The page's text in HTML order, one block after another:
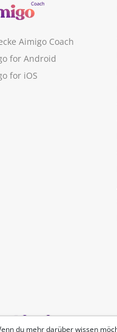
du mehr darüber wissen
Aimigo Coach
for Android
for iOS